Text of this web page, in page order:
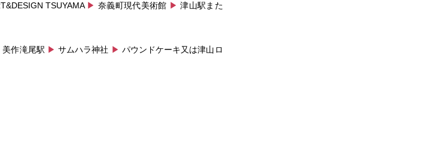
TSUYAMA ▶ 奈義町現代美術館 ▶ 津山駅また
美作滝尾駅 ▶ サムハラ神社 ▶ パウンドケーキ又は津山ロ